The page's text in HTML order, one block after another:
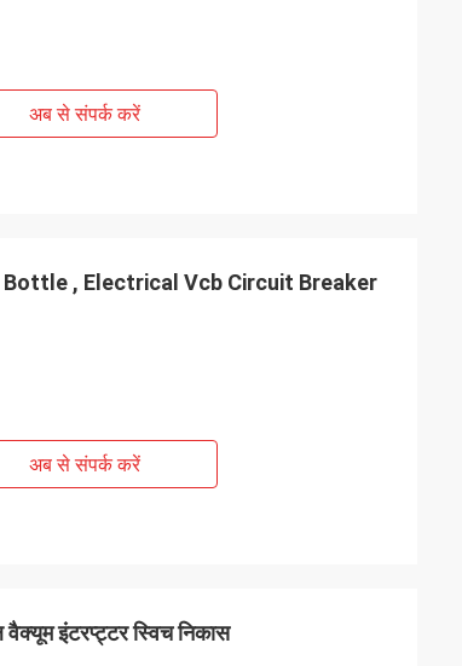
अब से संपर्क करें
, Electrical Vcb Circuit Breaker
अब से संपर्क करें
वैक्यूम इंटरप्ट्टर स्विच निकास